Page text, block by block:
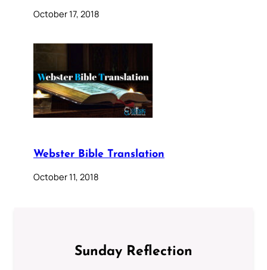
October 17, 2018
Webster Bible Translation
October 11, 2018
Sunday Reflection